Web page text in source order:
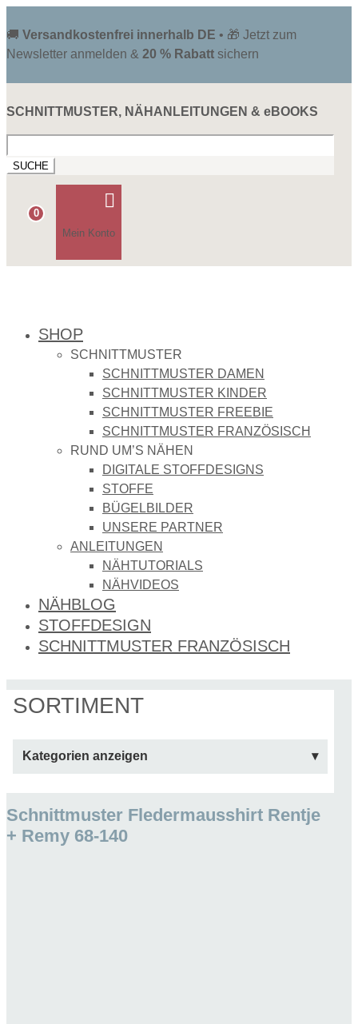
🚚 Versandkostenfrei innerhalb DE • 🎁 Jetzt zum
Newsletter anmelden & 20 % Rabatt sichern
SCHNITTMUSTER, NÄHANLEITUNGEN & eBOOKS
nach:
0

Mein Konto
SHOP
SCHNITTMUSTER
SCHNITTMUSTER DAMEN
SCHNITTMUSTER KINDER
SCHNITTMUSTER FREEBIE
SCHNITTMUSTER FRANZÖSISCH
RUND UM’S NÄHEN
DIGITALE STOFFDESIGNS​
STOFFE
BÜGELBILDER
UNSERE PARTNER
ANLEITUNGEN
NÄHTUTORIALS
NÄHVIDEOS
NÄHBLOG
STOFFDESIGN
SCHNITTMUSTER FRANZÖSISCH
SORTIMENT
Kategorien anzeigen
Schnittmuster Fledermausshirt Rentje
+ Remy 68-140